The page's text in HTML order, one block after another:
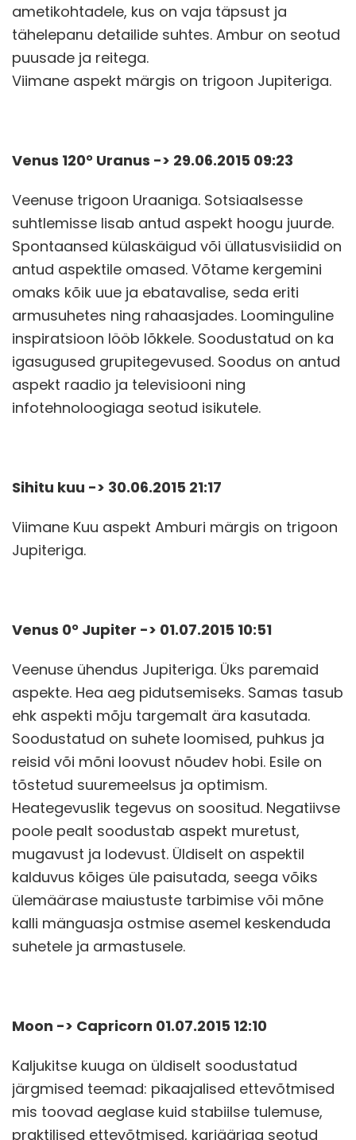
ametikohtadele, kus on vaja täpsust ja
tähelepanu detailide suhtes. Ambur on seotud
puusade ja reitega.
Viimane aspekt märgis on trigoon Jupiteriga.
Venus 120° Uranus -> 29.06.2015 09:23
Veenuse trigoon Uraaniga. Sotsiaalsesse
suhtlemisse lisab antud aspekt hoogu juurde.
Spontaansed külaskäigud või üllatusvisiidid on
antud aspektile omased. Võtame kergemini
omaks kõik uue ja ebatavalise, seda eriti
armusuhetes ning rahaasjades. Loominguline
inspiratsioon lööb lõkkele. Soodustatud on ka
igasugused grupitegevused. Soodus on antud
aspekt raadio ja televisiooni ning
infotehnoloogiaga seotud isikutele.
Sihitu kuu -> 30.06.2015 21:17
Viimane Kuu aspekt Amburi märgis on trigoon
Jupiteriga.
Venus 0° Jupiter -> 01.07.2015 10:51
Veenuse ühendus Jupiteriga. Üks paremaid
aspekte. Hea aeg pidutsemiseks. Samas tasub
ehk aspekti mõju targemalt ära kasutada.
Soodustatud on suhete loomised, puhkus ja
reisid või mõni loovust nõudev hobi. Esile on
tõstetud suuremeelsus ja optimism.
Heategevuslik tegevus on soositud. Negatiivse
poole pealt soodustab aspekt muretust,
mugavust ja lodevust. Üldiselt on aspektil
kalduvus kõiges üle paisutada, seega võiks
ülemäärase maiustuste tarbimise või mõne
kalli mänguasja ostmise asemel keskenduda
suhetele ja armastusele.
Moon -> Capricorn 01.07.2015 12:10
Kaljukitse kuuga on üldiselt soodustatud
järgmised teemad: pikaajalised ettevõtmised
mis toovad aeglase kuid stabiilse tulemuse,
praktilised ettevõtmised, karjääriga seotud